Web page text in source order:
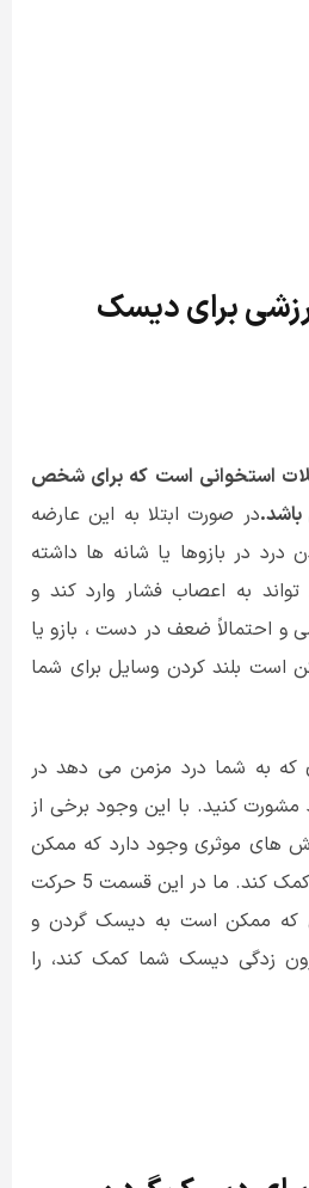
برای دیسک
استخوانی است که برای شخص
باشد.در صورت ابتلا به این عارضه
در بازوها یا شانه ها داشته
به اعصاب فشار وارد کند و
احتمالاً ضعف در دست ، بازو یا
است بلند کردن وسایل برای شما
که به شما درد مزمن می دهد در
مشورت کنید. با این وجود برخی از
موثری وجود دارد که ممکن
است به تسکین درد شما کمک کند. ما در این قسمت 5 حرکت
که ممکن است به دیسک گردن و
زدگی دیسک شما کمک کند، را